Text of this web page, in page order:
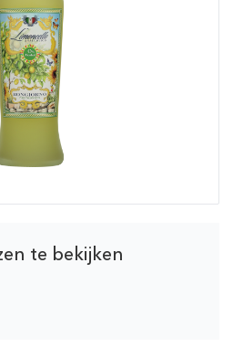
te bekijken